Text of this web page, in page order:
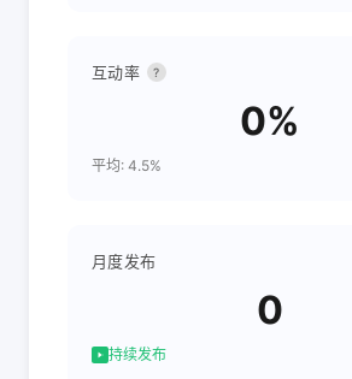
互动率 ?
0%
平均: 4.5%
月度发布
0
持续发布